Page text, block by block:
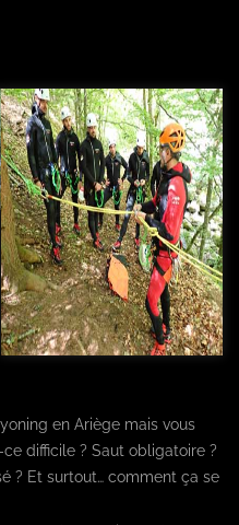
en Ariège mais vous
difficile ? Saut obligatoire ?
? Et surtout… comment ça se